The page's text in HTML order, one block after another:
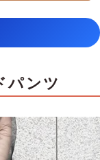
パンツ